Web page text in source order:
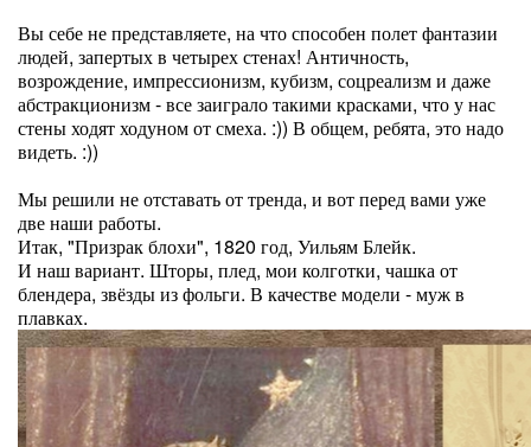
Вы себе не представляете, на что способен полет фантазии
людей, запертых в четырех стенах! Античность,
возрождение, импрессионизм, кубизм, соцреализм и даже
абстракционизм - все заиграло такими красками, что у нас
стены ходят ходуном от смеха. :)) В общем, ребята, это надо
видеть. :))
Мы решили не отставать от тренда, и вот перед вами уже
две наши работы.
Итак, "Призрак блохи", 1820 год, Уильям Блейк.
И наш вариант. Шторы, плед, мои колготки, чашка от
блендера, звёзды из фольги. В качестве модели - муж в
плавках.